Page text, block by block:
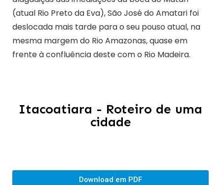
(atual Rio Preto da Eva), São José do Amatari foi
deslocada mais tarde para o seu pouso atual, na
mesma margem do Rio Amazonas, quase em
frente à confluência deste com o Rio Madeira.
Itacoatiara - Roteiro de uma
cidade
Download em PDF